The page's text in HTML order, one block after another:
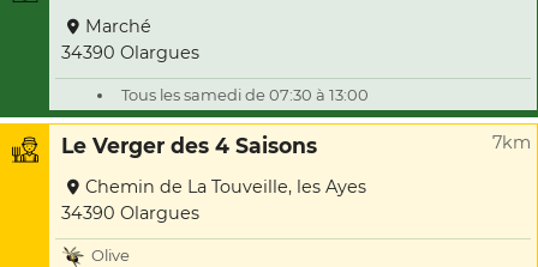
Marché
34390 Olargues
Tous les samedi de 07:30 à 13:00
Le Verger des 4 Saisons 7km
Chemin de La Touveille, les Ayes
34390 Olargues
Olive